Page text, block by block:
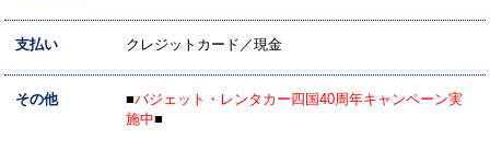
支払い クレジットカード／現金
その他 ■バジェット・レンタカー四国40周年キャンペーン実
施中■